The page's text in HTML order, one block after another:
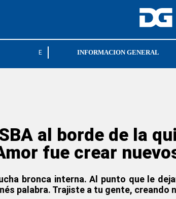
ESTEBAN CABELLO PEABODY
INFORMACION GENERAL
al borde de la
fue crear
bronca interna. Al punto que le
palabra. Trajiste a tu gente,